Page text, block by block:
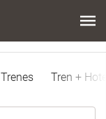
Trenes Tren +